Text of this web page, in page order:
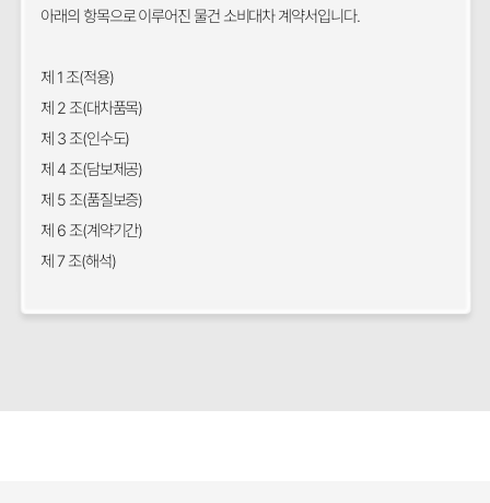
아래의 항목으로 이루어진 물건 소비대차 계약서입니다.
제 1 조(적용)
제 2 조(대차품목)
제 3 조(인수도)
제 4 조(담보제공)
제 5 조(품질보증)
제 6 조(계약기간)
제 7 조(해석)